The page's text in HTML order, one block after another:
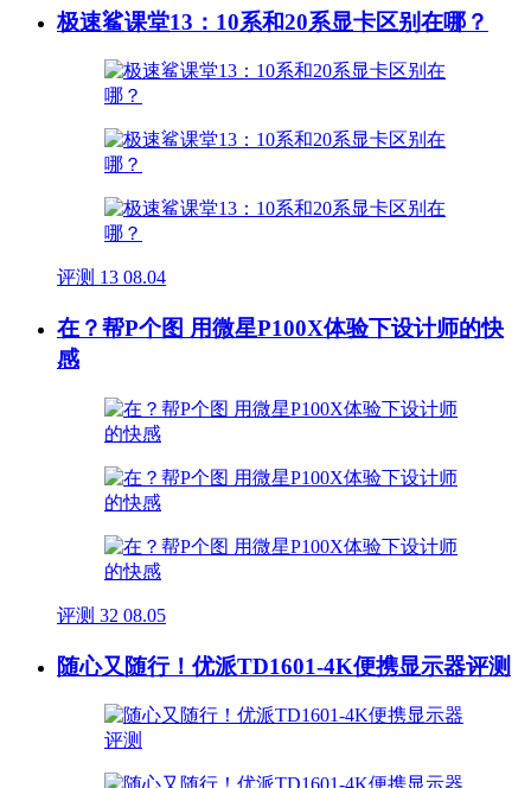
极速鲨课堂13：10系和20系显卡区别在哪？
评测 13 08.04
在？帮P个图 用微星P100X体验下设计师的快
感
评测 32 08.05
随心又随行！优派TD1601-4K便携显示器评测